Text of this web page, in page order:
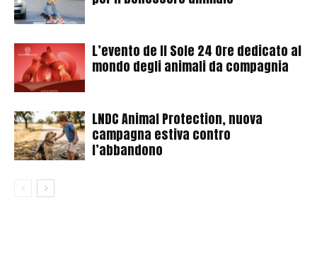
L’evento de Il Sole 24 Ore dedicato al
mondo degli animali da compagnia
LNDC Animal Protection, nuova
campagna estiva contro
l’abbandono